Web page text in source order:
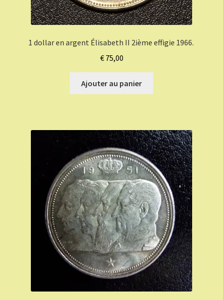
1 dollar en argent Élisabeth II 2ième effigie 1966.
€75,00
Ajouter au panier